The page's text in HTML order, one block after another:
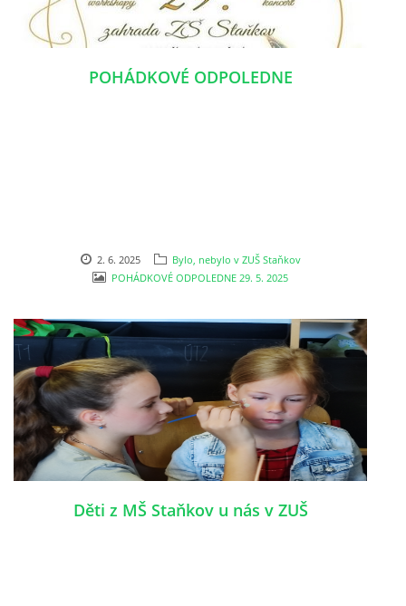
POHÁDKOVÉ ODPOLEDNE
2. 6. 2025
Bylo, nebylo v ZUŠ Staňkov
POHÁDKOVÉ ODPOLEDNE 29. 5. 2025
Děti z MŠ Staňkov u nás v ZUŠ